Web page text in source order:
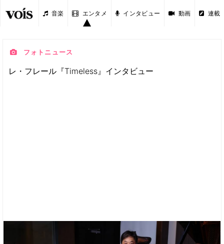
音楽 エンタメ インタビュー 動画 連載
フォトニュース
レ・フレール『Timeless』インタビュー